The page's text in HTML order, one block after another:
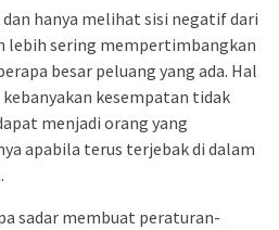
hanya melihat sisi negatif dari
lebih sering mempertimbangkan
besar peluang yang ada. Hal
kesempatan tidak
menjadi orang yang
apabila terus terjebak di dalam
sadar membuat peraturan-